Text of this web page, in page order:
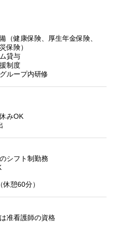
（健康保険、厚生年金保険、
保険）
貸与
制度
ループ内研修
みOK
シフト制勤務
憩60分）
准看護師の資格